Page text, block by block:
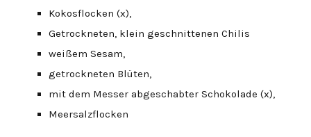
Kokosflocken (x),
Getrockneten, klein geschnittenen Chilis
weißem Sesam,
getrockneten Blüten,
mit dem Messer abgeschabter Schokolade (x),
Meersalzflocken